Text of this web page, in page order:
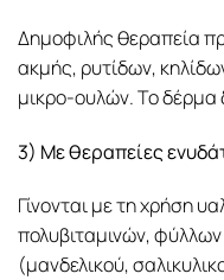
Δημοφιλής θεραπεία
ακμής, ρυτίδων,
μικρο-ουλών. Το δέρμα
3) Με θεραπείες
Γίνονται με τη χρήση
πολυβιταμινών,
(μανδελικού,